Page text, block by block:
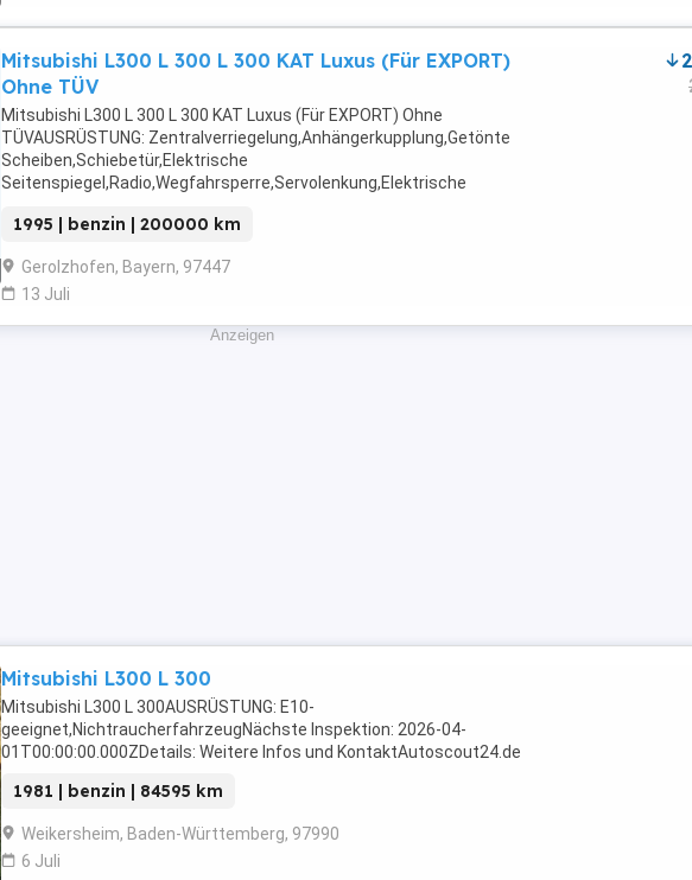
Mitsubishi L300 L 300 L 300 KAT Luxus (Für EXPORT)
Ohne TÜV
Mitsubishi L300 L 300 L 300 KAT Luxus (Für EXPORT) Ohne
TÜVAUSRÜSTUNG: Zentralverriegelung,Anhängerkupplung,Getönte
Scheiben,Schiebetür,Elektrische
Seitenspiegel,Radio,Wegfahrsperre,Servolenkung,Elektrische
KontaktAutoscout24.de
1995 | benzin | 200000 km
Gerolzhofen, Bayern, 97447
13 Juli
Anzeigen
Mitsubishi L300 L 300
Mitsubishi L300 L 300AUSRÜSTUNG: E10-
geeignet,NichtraucherfahrzeugNächste Inspektion: 2026-04-
01T00:00:00.000ZDetails: Weitere Infos und KontaktAutoscout24.de
1981 | benzin | 84595 km
Weikersheim, Baden-Württemberg, 97990
6 Juli